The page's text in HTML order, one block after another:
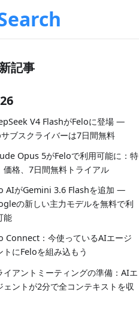
記事
V4 FlashがFeloに登場 —
ブスクライバーは7日間無料
Opus 5がFeloで利用可能に：特
価格、7日間無料トライアル
AIがGemini 3.6 Flashを追加 —
の新しい主力モデルを無料で利
能
Connect：今使っているAIエージ
トにFeloを組み込もう
イアントミーティングの準備：AIエ
ェントが2分で全コンテキストを収